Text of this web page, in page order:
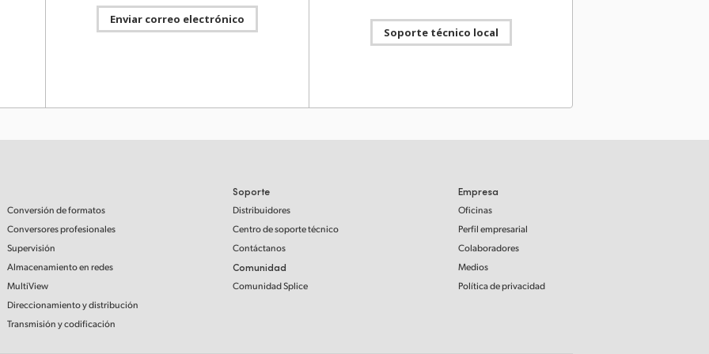
de
2025
desarrollo DeckLink
Esta guía proporciona una descripción de los cambios
Descargar Mac OS, Windows & Linux
Requisitos mínimos necesarios para sistemas
operativos al instalar dispositivos de captura
utilizan Desktop Video.
Windows, Linux & Windows ARM
Video informativo
Novedades en NAB 2023
Descubre los nuevos
DaVinci Resolve 21.0.4. Revinculación de clips proxy
con diferentes extensiones de archivo y
Blackmagic Design jueves
mejoras en la función de grabación y reproducción
en formato H.265 o H.264 para el modelo Blackmagic
Blackmagic Design
Enviar correo electrónico
Soporte técnico local
Conversión de formatos
Conversores profesionales
Supervisión
Almacenamiento en redes
MultiView
Direccionamiento y distribución
Transmisión y codificación
Soporte
Distribuidores
Centro de soporte técnico
Contáctanos
Comunidad
Comunidad Splice
Empresa
Oficinas
Perfil empresarial
Colaboradores
Medios
Política de privacidad